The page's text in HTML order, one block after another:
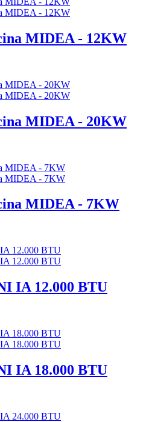
MIDEA - 12KW
MIDEA - 20KW
MIDEA - 7KW
IA 12.000 BTU
IA 18.000 BTU